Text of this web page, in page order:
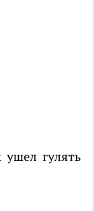
ушел гулять